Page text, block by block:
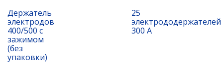
Держатель
электродов
400/500 с
зажимом
(без
упаковки)
25
электрододержателей
300 А